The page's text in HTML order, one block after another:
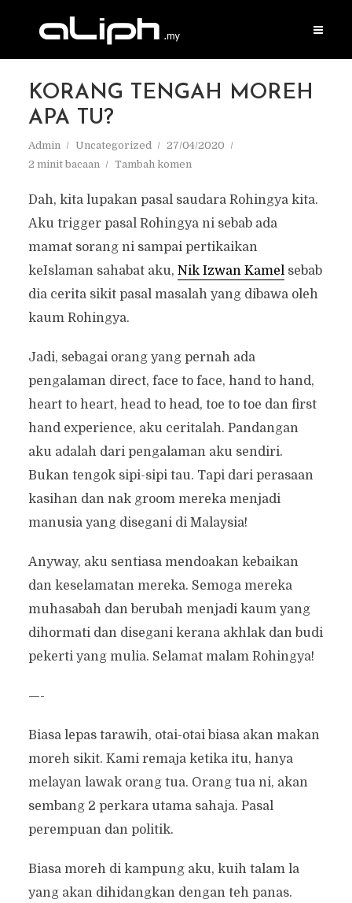
KORANG TENGAH MOREH
APA TU?
Admin Uncategorized
27/04/2020
2 minit bacaan
Tambah komen
Dah, kita lupakan pasal saudara Rohingya kita.
Aku trigger pasal Rohingya ni sebab ada
mamat sorang ni sampai pertikaikan
keIslaman sahabat aku, Nik Izwan Kamelsebab
dia cerita sikit pasal masalah yang dibawa oleh
kaum Rohingya.
Jadi, sebagai orang yang pernah ada
pengalaman direct, face to face, hand to hand,
heart to heart, head to head, toe to toe dan first
hand experience, aku ceritalah. Pandangan
aku adalah dari pengalaman aku sendiri.
Bukan tengok sipi-sipi tau. Tapi dari perasaan
kasihan dan nak groom mereka menjadi
manusia yang disegani di Malaysia!
Anyway, aku sentiasa mendoakan kebaikan
dan keselamatan mereka. Semoga mereka
muhasabah dan berubah menjadi kaum yang
dihormati dan disegani kerana akhlak dan budi
pekerti yang mulia. Selamat malam Rohingya!
—-
Biasa lepas tarawih, otai-otai biasa akan makan
moreh sikit. Kami remaja ketika itu, hanya
melayan lawak orang tua. Orang tua ni, akan
sembang 2 perkara utama sahaja. Pasal
perempuan dan politik.
Biasa moreh di kampung aku, kuih talam la
yang akan dihidangkan dengan teh panas.